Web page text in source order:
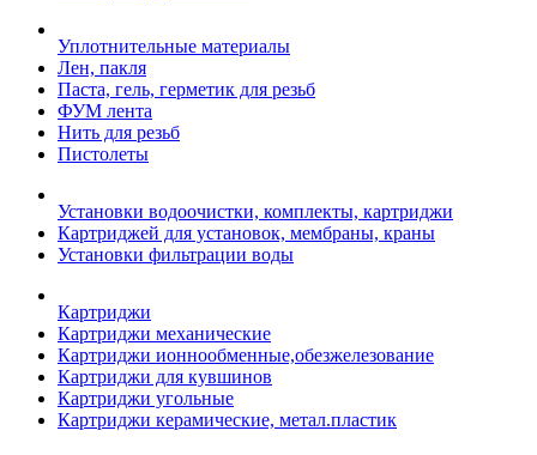
Уплотнительные материалы
Лен, пакля
Паста, гель, герметик для резьб
ФУМ лента
Нить для резьб
Пистолеты
Установки водоочистки, комплекты, картриджи
Картриджей для установок, мембраны, краны
Установки фильтрации воды
Картриджи
Картриджи механические
Картриджи ионнообменные,обезжелезование
Картриджи для кувшинов
Картриджи угольные
Картриджи керамические, метал.пластик